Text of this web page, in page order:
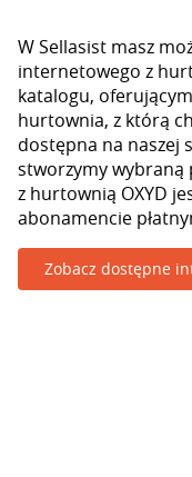
W Sellasist masz
internetowego z
katalogu,
hurtownia, z którą
dostępna na naszej
stworzymy wybraną
z hurtownią OXYD
abonamencie
Zobacz dostępne